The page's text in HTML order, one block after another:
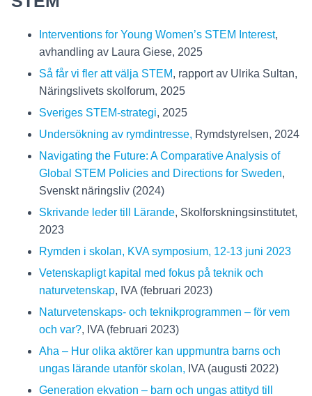
Interventions for Young Women’s STEM Interest,
avhandling av Laura Giese, 2025
Så får vi fler att välja STEM, rapport av Ulrika Sultan,
Näringslivets skolforum, 2025
Sveriges STEM-strategi, 2025
Undersökning av rymdintresse, Rymdstyrelsen, 2024
Navigating the Future: A Comparative Analysis of
Global STEM Policies and Directions for Sweden,
Svenskt näringsliv (2024)
Skrivande leder till Lärande, Skolforskningsinstitutet,
2023
Rymden i skolan, KVA symposium, 12-13 juni 2023
Vetenskapligt kapital med fokus på teknik och
naturvetenskap, IVA (februari 2023)
Naturvetenskaps- och teknikprogrammen – för vem
och var?, IVA (februari 2023)
Aha – Hur olika aktörer kan uppmuntra barns och
ungas lärande utanför skolan, IVA (augusti 2022)
Generation ekvation – barn och ungas attityd till